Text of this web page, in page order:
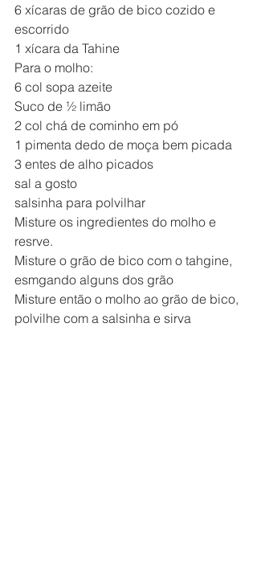
6 xícaras de grão de bico cozido e
escorrido
1 xícara da Tahine
Para o molho:
6 col sopa azeite
Suco de ½ limão
2 col chá de cominho em pó
1 pimenta dedo de moça bem picada
3 entes de alho picados
sal a gosto
salsinha para polvilhar
Misture os ingredientes do molho e
resrve.
Misture o grão de bico com o tahgine,
esmgando alguns dos grão
Misture então o molho ao grão de bico,
polvilhe com a salsinha e sirva